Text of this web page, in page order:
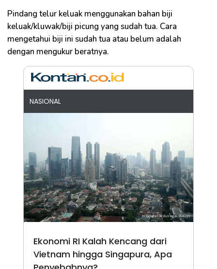
Pindang telur keluak menggunakan bahan biji
keluak/kluwak/biji picung yang sudah tua. Cara
mengetahui biji ini sudah tua atau belum adalah
dengan mengukur beratnya.
NASIONAL
Ekonomi RI Kalah Kencang dari
Vietnam hingga Singapura, Apa